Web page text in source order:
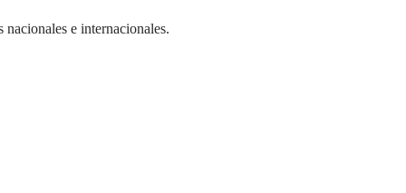
e internacionales.